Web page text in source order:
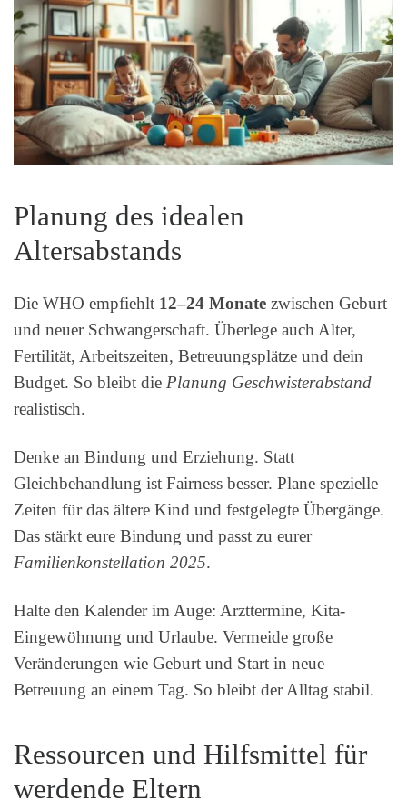
Planung des idealen
Altersabstands
Die WHO empfiehlt 12–24 Monate zwischen Geburt
und neuer Schwangerschaft. Überlege auch Alter,
Fertilität, Arbeitszeiten, Betreuungsplätze und dein
Budget. So bleibt die Planung Geschwisterabstand
realistisch.
Denke an Bindung und Erziehung. Statt
Gleichbehandlung ist Fairness besser. Plane spezielle
Zeiten für das ältere Kind und festgelegte Übergänge.
Das stärkt eure Bindung und passt zu eurer
Familienkonstellation 2025.
Halte den Kalender im Auge: Arzttermine, Kita-
Eingewöhnung und Urlaube. Vermeide große
Veränderungen wie Geburt und Start in neue
Betreuung an einem Tag. So bleibt der Alltag stabil.
Ressourcen und Hilfsmittel für
werdende Eltern